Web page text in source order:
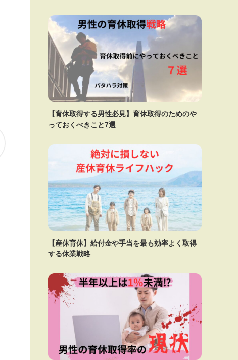
【育休取得する男性必見】育休取得のためのや
っておくべきこと7選
【産休育休】給付金や手当を最も効率よく取得
する休業戦略